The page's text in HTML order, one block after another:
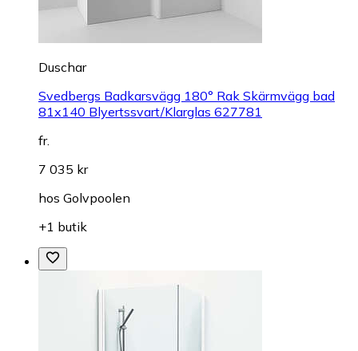
Duschar
Svedbergs Badkarsvägg 180° Rak Skärmvägg bad
81x140 Blyertssvart/Klarglas 627781
fr.
7 035 kr
hos Golvpoolen
+1 butik